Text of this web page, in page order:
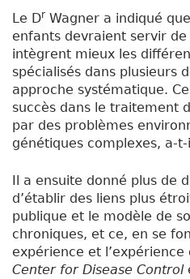
Le Dr Wagner a indiqué
enfants devraient servir de
intègrent mieux les
spécialisés dans plusieurs
approche systématique.
succès dans le traitement
par des problèmes
génétiques complexes, a-
Il a ensuite donné plus de
d’établir des liens plus
publique et le modèle de
chroniques, et ce, en se
expérience et l’expérience
Center for Disease Control